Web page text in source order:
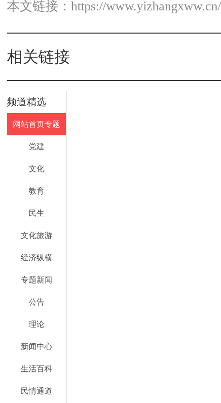
本文链接： https://
相关链接
频道精选
网站首页专题
党建
文化
教育
民生
文化旅游
经济纵横
专题新闻
公告
理论
新闻中心
生活百科
民情通道